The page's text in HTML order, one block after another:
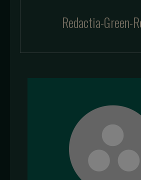
Redactia-Green-